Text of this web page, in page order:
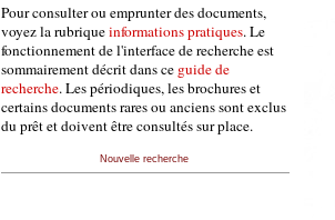
Pour consulter ou emprunter des documents,
voyez la rubriqueinformations pratiques. Le
fonctionnement de l'interface de recherche est
sommairement décrit dans ce guide de
recherche. Les périodiques, les brochures et
certains documents rares ou anciens sont exclus
du prêt et doivent être consultés sur place.
Nouvelle recherche